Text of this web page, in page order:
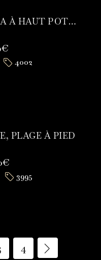
NATURE, CALME, VILLA À HAUT POTENTIEL
4002
PLAGE À PIED
3995
4